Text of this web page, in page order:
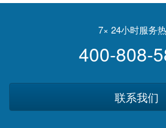
面 指
7× 24小时服务
400-808-
联系我们